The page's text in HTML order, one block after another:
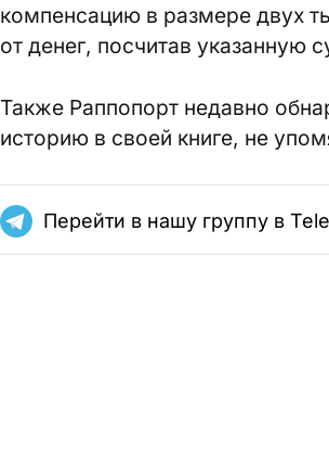
компенсацию в размере двух
от денег, посчитав указанную
Также Раппопорт недавно
историю в своей книге, не
Перейти в нашу группу в